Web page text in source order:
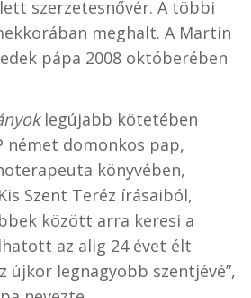
szerzetesnővér. A többi
meghalt. A Martin
pápa 2008 októberében
legújabb kötetében
német domonkos pap,
könyvében,
Szent Teréz írásaiból,
között arra keresi a
az alig 24 évet élt
újkor legnagyobb szentjévé”,